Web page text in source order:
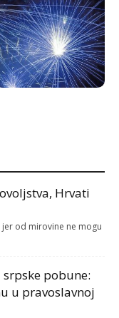
Hrvati
od mirovine ne mogu
srpske pobune:
u pravoslavnoj